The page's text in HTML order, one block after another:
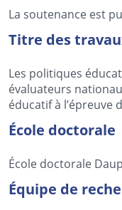
La soutenance est
Titre des
Les politiques
évaluateurs
éducatif à l’épreuve
École doctorale
École doctorale
Équipe de